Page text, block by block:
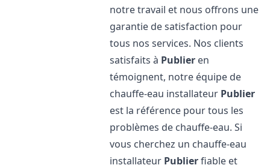
notre travail et nous offrons une
garantie de satisfaction pour
tous nos services. Nos clients
satisfaits à Publier en
témoignent, notre équipe de
chauffe-eau installateur Publier
est la référence pour tous les
problèmes de chauffe-eau. Si
vous cherchez un chauffe-eau
installateur Publierfiable et